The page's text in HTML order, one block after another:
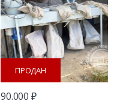
ПРОДАН
90.000₽